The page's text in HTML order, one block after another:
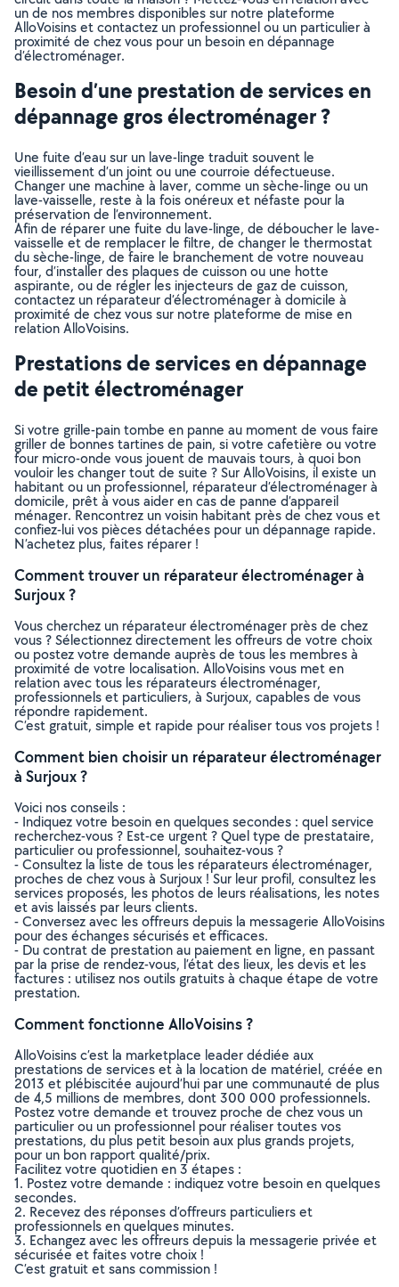
un de nos membres disponibles sur notre plateforme
AlloVoisins et contactez un professionnel ou un particulier à
proximité de chez vous pour un besoin en dépannage
d’électroménager.
Besoin d’une prestation de services en
dépannage gros électroménager ?
Une fuite d’eau sur un lave-linge traduit souvent le
vieillissement d’un joint ou une courroie défectueuse.
Changer une machine à laver, comme un sèche-linge ou un
lave-vaisselle, reste à la fois onéreux et néfaste pour la
préservation de l’environnement.
Afin de réparer une fuite du lave-linge, de déboucher le lave-
vaisselle et de remplacer le filtre, de changer le thermostat
du sèche-linge, de faire le branchement de votre nouveau
four, d’installer des plaques de cuisson ou une hotte
aspirante, ou de régler les injecteurs de gaz de cuisson,
contactez un réparateur d’électroménager à domicile à
proximité de chez vous sur notre plateforme de mise en
relation AlloVoisins.
Prestations de services en dépannage
de petit électroménager
Si votre grille-pain tombe en panne au moment de vous faire
griller de bonnes tartines de pain, si votre cafetière ou votre
four micro-onde vous jouent de mauvais tours, à quoi bon
vouloir les changer tout de suite ? Sur AlloVoisins, il existe un
habitant ou un professionnel, réparateur d’électroménager à
domicile, prêt à vous aider en cas de panne d’appareil
ménager. Rencontrez un voisin habitant près de chez vous et
confiez-lui vos pièces détachées pour un dépannage rapide.
N’achetez plus, faites réparer !
Comment trouver un réparateur électroménager à
Surjoux ?
Vous cherchez un réparateur électroménager près de chez
vous ? Sélectionnez directement les offreurs de votre choix
ou postez votre demande auprès de tous les membres à
proximité de votre localisation. AlloVoisins vous met en
relation avec tous les réparateurs électroménager,
professionnels et particuliers, à Surjoux, capables de vous
répondre rapidement.
C’est gratuit, simple et rapide pour réaliser tous vos projets !
Comment bien choisir un réparateur électroménager
à Surjoux ?
Voici nos conseils :
- Indiquez votre besoin en quelques secondes : quel service
recherchez-vous ? Est-ce urgent ? Quel type de prestataire,
particulier ou professionnel, souhaitez-vous ?
- Consultez la liste de tous les réparateurs électroménager,
proches de chez vous à Surjoux ! Sur leur profil, consultez les
services proposés, les photos de leurs réalisations, les notes
et avis laissés par leurs clients.
- Conversez avec les offreurs depuis la messagerie AlloVoisins
pour des échanges sécurisés et efficaces.
- Du contrat de prestation au paiement en ligne, en passant
par la prise de rendez-vous, l’état des lieux, les devis et les
factures : utilisez nos outils gratuits à chaque étape de votre
prestation.
Comment fonctionne AlloVoisins ?
AlloVoisins c’est la marketplace leader dédiée aux
prestations de services et à la location de matériel, créée en
2013 et plébiscitée aujourd’hui par une communauté de plus
de 4,5 millions de membres, dont 300 000 professionnels.
Postez votre demande et trouvez proche de chez vous un
particulier ou un professionnel pour réaliser toutes vos
prestations, du plus petit besoin aux plus grands projets,
pour un bon rapport qualité/prix.
Facilitez votre quotidien en 3 étapes :
1. Postez votre demande : indiquez votre besoin en quelques
secondes.
2. Recevez des réponses d’offreurs particuliers et
professionnels en quelques minutes.
3. Echangez avec les offreurs depuis la messagerie privée et
sécurisée et faites votre choix !
C’est gratuit et sans commission !